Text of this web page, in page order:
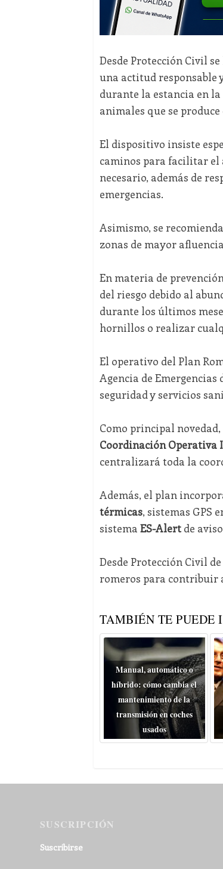
Desde Protección Civil
una actitud responsable
durante la estancia en la
animales que se
El dispositivo insiste
caminos para facilitar el
necesario, además de
emergencias.
Asimismo, se
zonas de mayor
En materia de
del riesgo debido al
durante los últimos
hornillos o realizar
El operativo del Plan
Agencia de
seguridad y servicios
Como principal
Coordinación Operativa
centralizará toda la
Además, el plan
térmicas, sistemas GPS
sistema ES-Alertde
Desde Protección Civil
romeros para contribuir
TAMBIÉN TE PUEDE
Manual, automático o
híbrido: cómo cambia el
mantenimiento de la
transmisión en coches
usados
SUSCRIPCIÓN
Suscribirse